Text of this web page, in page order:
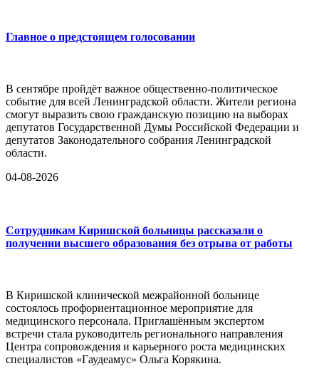
Главное о предстоящем голосовании
В сентябре пройдёт важное общественно-политическое
событие для всей Ленинградской области. Жители региона
смогут выразить свою гражданскую позицию на выборах
депутатов Государственной Думы Российской Федерации и
депутатов Законодательного собрания Ленинградской
области.
04-08-2026
Сотрудникам Киришской больницы рассказали о
получении высшего образования без отрыва от работы
В Киришской клинической межрайонной больнице
состоялось профориентационное мероприятие для
медицинского персонала. Приглашённым экспертом
встречи стала руководитель регионального направления
Центра сопровождения и карьерного роста медицинских
специалистов «Гаудеамус» Ольга Корякина.